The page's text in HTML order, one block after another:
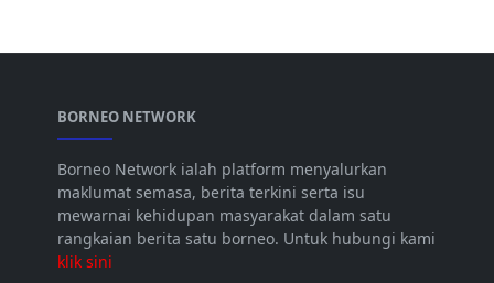
BORNEO NETWORK
Borneo Network ialah platform menyalurkan
maklumat semasa, berita terkini serta isu
mewarnai kehidupan masyarakat dalam satu
rangkaian berita satu borneo. Untuk hubungi kami
klik sini